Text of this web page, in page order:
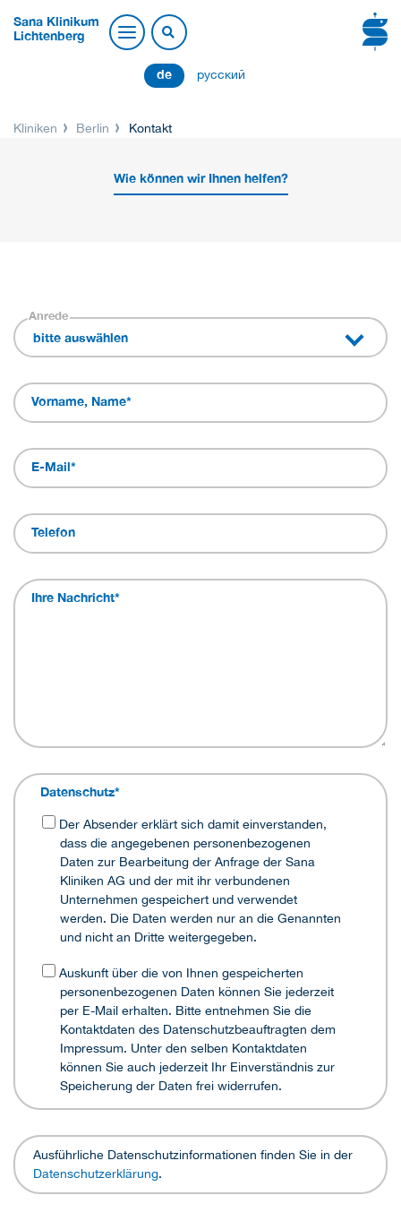
Sana Klinikum
Lichtenberg
de русский
Kliniken Berlin Kontakt
Wie können wir Ihnen helfen?
Anrede
bitte auswählen
Vorname, Name*
E-Mail*
Telefon
Ihre Nachricht*
Datenschutz*
dass die angegebenen personenbezogenen
Daten zur Bearbeitung der Anfrage der Sana
Kliniken AG und der mit ihr verbundenen
Unternehmen gespeichert und verwendet
werden. Die Daten werden nur an die Genannten
und nicht an Dritte weitergegeben.
personenbezogenen Daten können Sie jederzeit
per E-Mail erhalten. Bitte entnehmen Sie die
Kontaktdaten des Datenschutzbeauftragten dem
Impressum. Unter den selben Kontaktdaten
können Sie auch jederzeit Ihr Einverständnis zur
Speicherung der Daten frei widerrufen.
Ausführliche Datenschutzinformationen finden Sie in der
Datenschutzerklärung.